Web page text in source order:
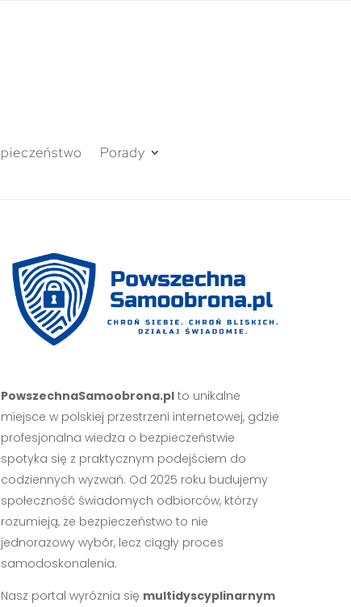
Porady
PowszechnaSamoobrona.plto unikalne
miejsce w polskiej przestrzeni internetowej, gdzie
profesjonalna wiedza o bezpieczeństwie
spotyka się z praktycznym podejściem do
codziennych wyzwań. Od 2025 roku budujemy
społeczność świadomych odbiorców, którzy
rozumieją, że bezpieczeństwo to nie
jednorazowy wybór, lecz ciągły proces
samodoskonalenia.
Nasz portal wyróżnia się multidyscyplinarnym